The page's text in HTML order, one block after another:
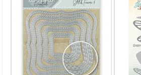
Neat & Tangled
Nellie Snellen
Paper Smooches dies
Papirdesign dies